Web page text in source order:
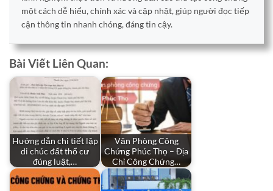
một cách dễ hiểu, chính xác và cập nhật, giúp người đọc tiếp
cận thông tin nhanh chóng, đáng tin cậy.
Bài Viết Liên Quan:
Hướng dẫn chi tiết lập
di chúc đất thổ cư
đúng luật,…
Văn Phòng Công
Chứng Phúc Thọ – Địa
Chỉ Công Chứng…